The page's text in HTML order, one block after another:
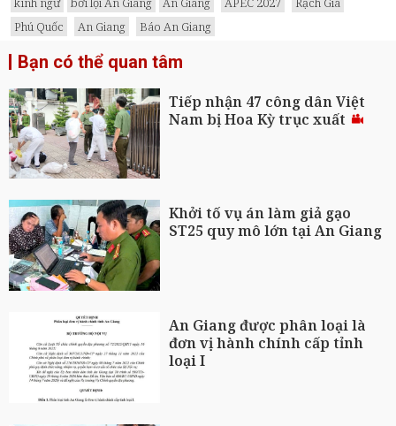
Phú Quốc
An Giang Báo An Giang
Bạn có thể quan tâm
Tiếp nhận 47 công dân Việt
Nam bị Hoa Kỳ trục xuất
Khởi tố vụ án làm giả gạo
ST25 quy mô lớn tại An Giang
An Giang được phân loại là
đơn vị hành chính cấp tỉnh
loại I